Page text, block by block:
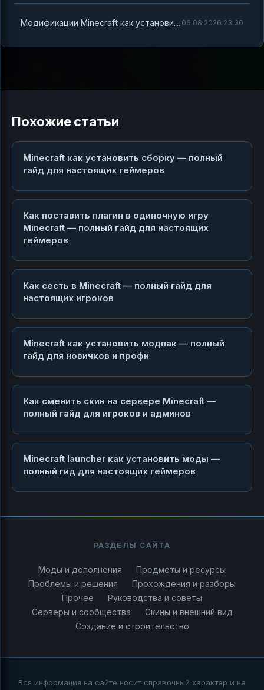
Модификации Minecraft как установить — полный гид для настоящих геймеров 06.08.2026 23:30
Похожие статьи
Minecraft как установить сборку — полный
гайд для настоящих геймеров
Как поставить плагин в одиночную игру
Minecraft — полный гайд для настоящих
геймеров
Как сесть в Minecraft — полный гайд для
настоящих игроков
Minecraft как установить модпак — полный
гайд для новичков и профи
Как сменить скин на сервере Minecraft —
полный гайд для игроков и админов
Minecraft launcher как установить моды —
полный гид для настоящих геймеров
РАЗДЕЛЫ САЙТА
Моды и дополнения
Предметы и ресурсы
Проблемы и решения
Прохождения и разборы
Прочее
Руководства и советы
Серверы и сообщества
Скины и внешний вид
Создание и строительство
Вся информация на сайте носит справочный характер и не